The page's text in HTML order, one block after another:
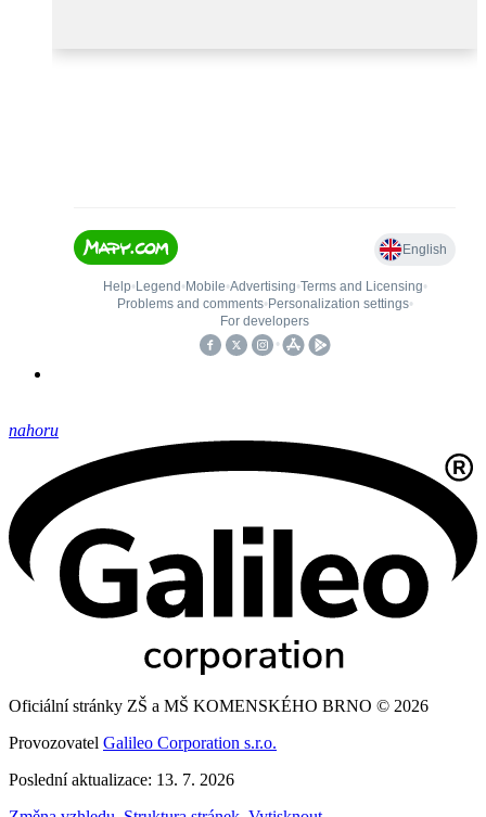
nahoru
Oficiální stránky ZŠ a MŠ KOMENSKÉHO BRNO © 2026
Provozovatel Galileo Corporation s.r.o.
Poslední aktualizace: 13. 7. 2026